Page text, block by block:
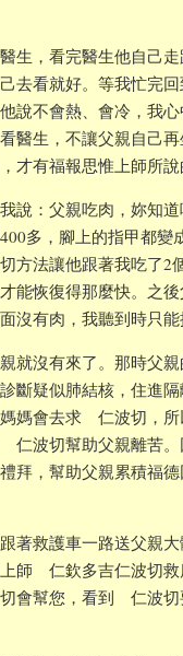
生，看完醫生他自己
去看就好。等我忙完
說不會熱、會冷，我
醫生，不讓父親自己
有福報思惟上師所說
：父親吃肉，妳知道
多，腳上的指甲都變
方法讓他跟著我吃了2
恢復得那麼快。之
沒有肉，我聽到時只能
沒有來了。那時父
斷疑似肺結核，住進
媽會去求 仁波切，
波切幫助父親離苦
拜，幫助父親累積福
著救護車一路送父親
師 仁欽多吉仁波切
會幫您，看到 仁波